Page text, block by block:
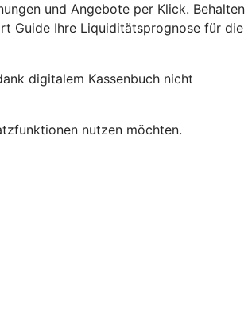
und Angebote per Klick. Behalten
Guide Ihre Liquiditätsprognose für die
digitalem Kassenbuch nicht
nutzen möchten.